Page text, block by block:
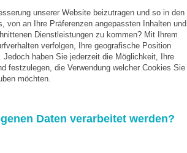
unserer Website beizutragen und so in den
von an Ihre Präferenzen angepassten Inhalten und
Dienstleistungen zu kommen? Mit Ihrem
verfolgen, Ihre geografische Position
haben Sie jederzeit die Möglichkeit, Ihre
festzulegen, die Verwendung welcher Cookies Sie
möchten.
Daten verarbeitet werden?